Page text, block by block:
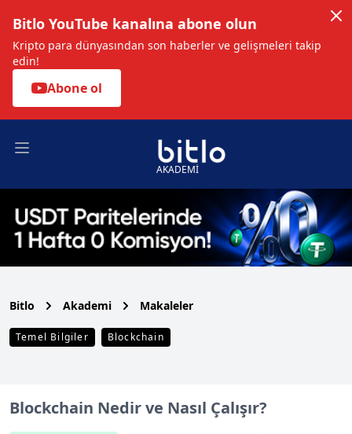
Bitlo YouTube kanalına abone olun
Kripto para dünyasından son haberler ve gelişmeleri takip
edin!
Abone ol
Open main menu
AKADEMİ
Bitlo Akademi Makaleler
Temel Bilgiler Blockchain
Blockchain Nedir ve Nasıl Çalışır?